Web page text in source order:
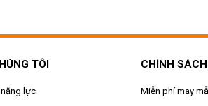
TÔI
lực
CHÍNH SÁCH
Miễn phí may